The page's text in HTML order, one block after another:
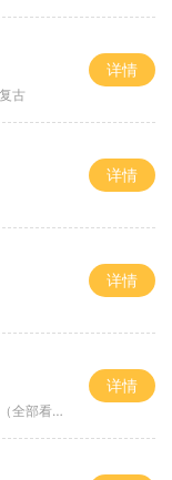
古
详情
详情
切
详情
部看脸）
详情